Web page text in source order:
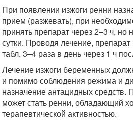
При появлении изжоги ренни
прием (разжевать), при
принять препарат через 2–3 ч, но
сутки. Проводя лечение,
табл. 3–4 раза в день через 1 ч
Лечение изжоги беременных
и помимо соблюдения режима и
назначение антацидных
может стать ренни, обладающий
терапевтической активностью.